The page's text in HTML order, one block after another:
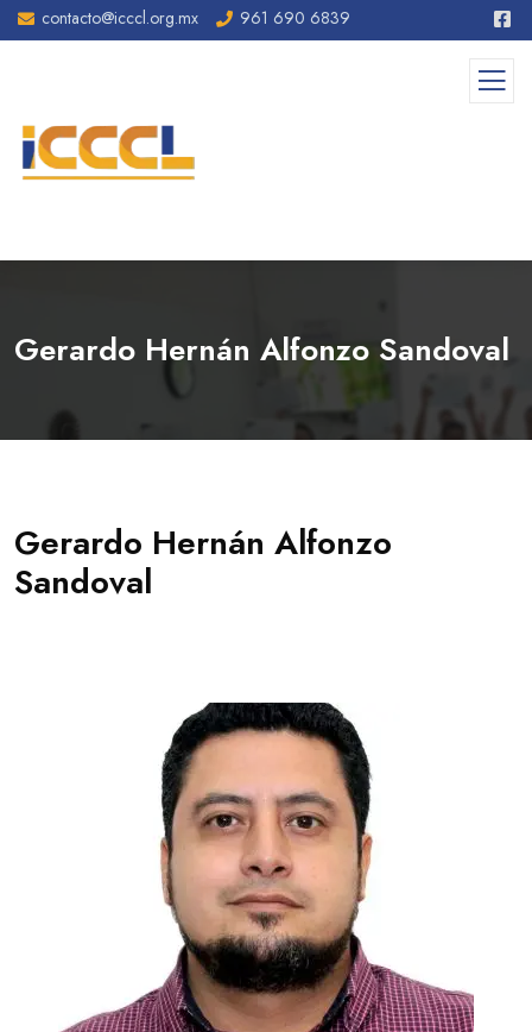
contacto@icccl.org.mx 961 690 6839
Gerardo Hernán Alfonzo Sandoval
Gerardo Hernán Alfonzo
Sandoval